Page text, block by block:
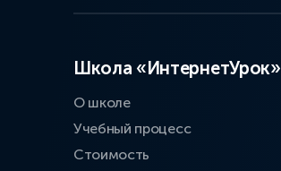
Школа «ИнтернетУрок»
О школе
Учебный процесс
Стоимость